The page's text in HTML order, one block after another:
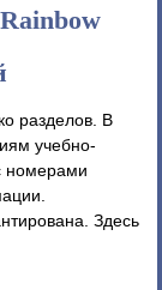
разделов. В
учебно-
номерами
Здесь